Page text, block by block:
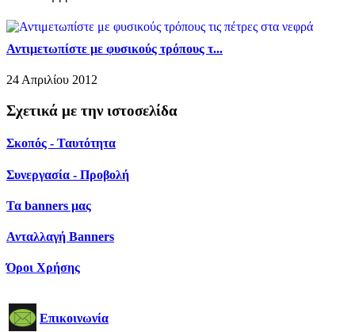
Αντιμετωπίστε με φυσικούς τρόπους τ...
24 Απριλίου 2012
Σχετικά με την ιστοσελίδα
Σκοπός - Ταυτότητα
Συνεργασία - Προβολή
Τα banners μας
Ανταλλαγή Banners
Όροι Χρήσης
Επικοινωνία